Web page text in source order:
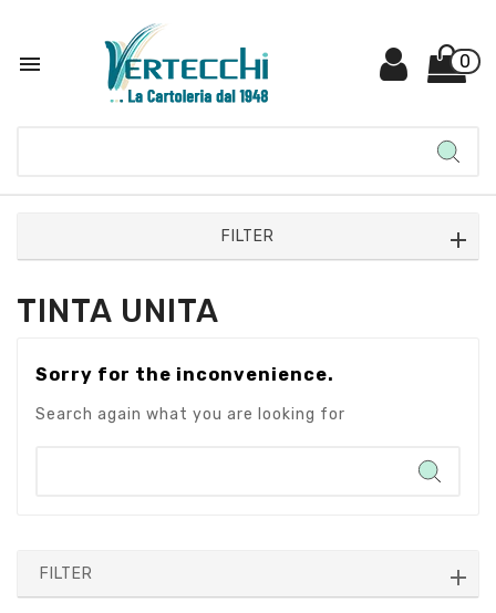
 0
FILTER
TINTA UNITA
Sorry for the inconvenience.
Search again what you are looking for
FILTER